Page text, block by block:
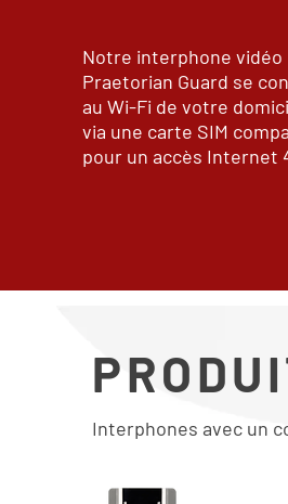
Notre interphone vidéo
Praetorian Guard se
au Wi-Fi de votre
via une carte SIM
pour un accès Internet
Interphones avec un